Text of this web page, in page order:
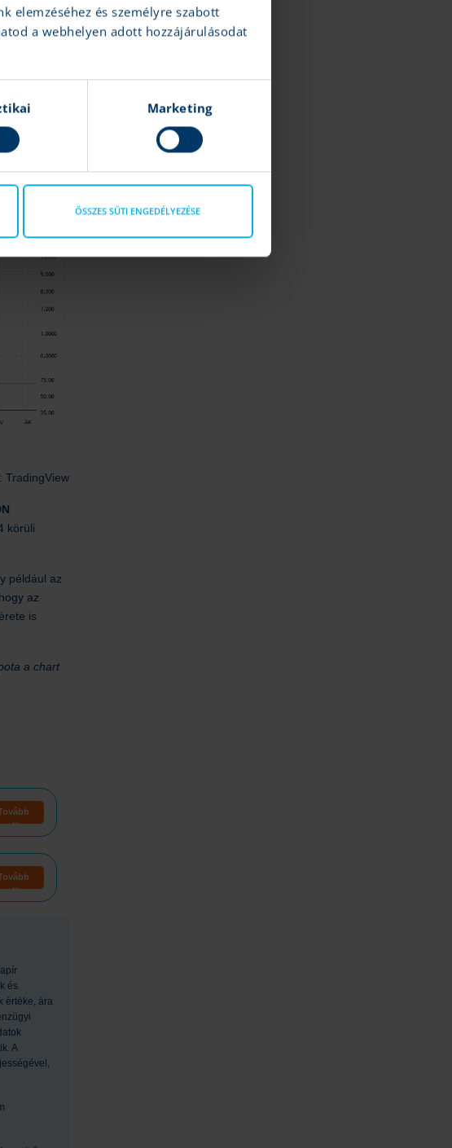
elemzéséhez és személyre szabott
a webhelyen adott hozzájárulásodat
Marketing
ÖSSZES SÜTI ENGEDÉLYEZÉSE
TradingView
körüli
például az
az
is
a chart
és
értéke, ára
A